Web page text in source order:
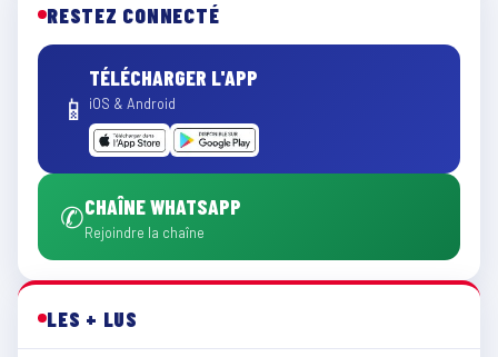
RESTEZ CONNECTÉ
📱
TÉLÉCHARGER L'APP
iOS & Android
✆CHAÎNE WHATSAPP
Rejoindre la chaîne
LES + LUS